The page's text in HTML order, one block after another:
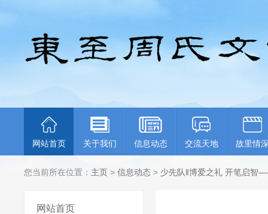
网站首页 关于我们 信息动态 交流天地 故里情
您当前所在位置： 主页 > 信息动态 > 少先队‖博爱之礼 开笔启智
网站首页